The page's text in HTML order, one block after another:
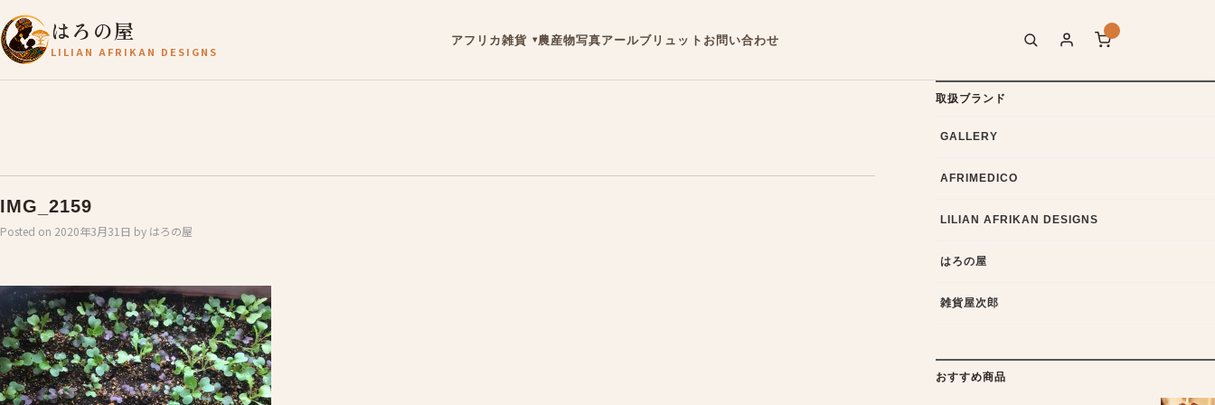
はろの屋
LILIAN AFRIKAN DESIGNS
アフリカ雑貨 農産物写真アールブリュット お問い合わせ
IMG_2159
Posted on 2020年3月31日 by はろの屋
取扱ブランド
GALLERY
AFRIMEDICO
LILIAN AFRIKAN DESIGNS
はろの屋
雑貨屋次郎
おすすめ商品